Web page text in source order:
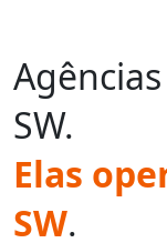
SW.
Elas
SW.